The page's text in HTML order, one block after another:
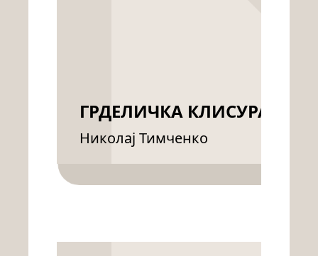
ГРДЕЛИЧКА КЛИСУРА
Николај Тимченко